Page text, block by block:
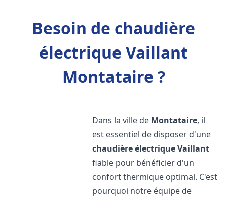
Besoin de chaudière
électrique Vaillant
Montataire ?
Dans la ville de Montataire, il
est essentiel de disposer d'une
chaudière électrique Vaillant
fiable pour bénéficier d'un
confort thermique optimal. C'est
pourquoi notre équipe de